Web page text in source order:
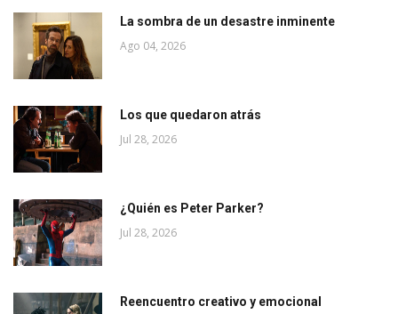
La sombra de un desastre inminente
Ago 04, 2026
Los que quedaron atrás
Jul 28, 2026
¿Quién es Peter Parker?
Jul 28, 2026
Reencuentro creativo y emocional